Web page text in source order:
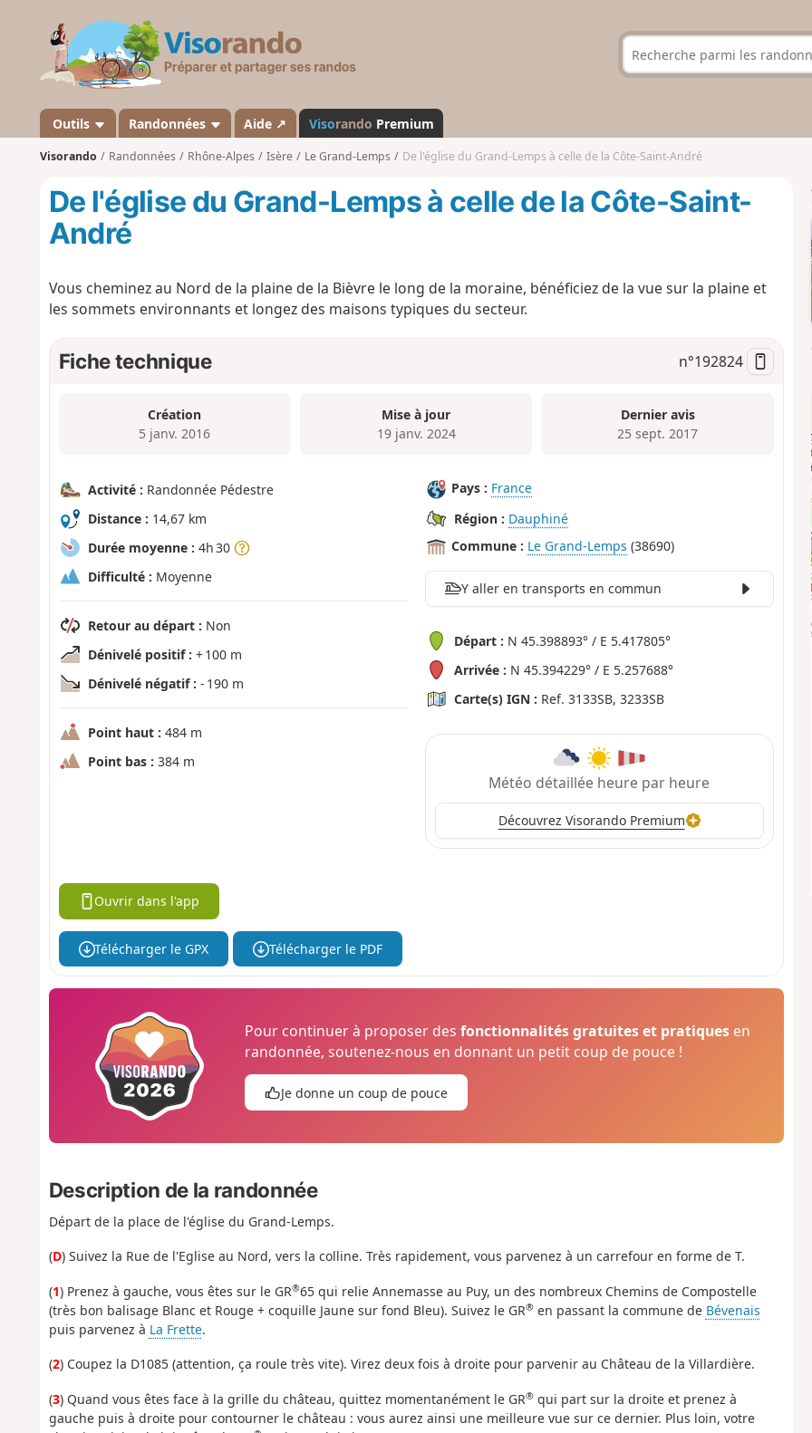
s
a
n
d
Outils Randonnées Aide ↗ Visorando Premium
Visorando Randonnées Rhône-Alpes Isère Le Grand-Lemps De l'église du Grand-Lemps à celle de la Côte-Saint-André
De l'église du Grand-Lemps à celle de la Côte-Saint-
André
Vous cheminez au Nord de la plaine de la Bièvre le long de la moraine, bénéficiez de la vue sur la plaine et
les sommets environnants et longez des maisons typiques du secteur.
Fiche technique n°192824
Création
5 janv. 2016
Mise à jour
19 janv. 2024
Dernier avis
25 sept. 2017
Activité : Randonnée Pédestre
Distance : 14,67 km
Durée moyenne : 4h 30
Difficulté : Moyenne
Retour au départ : Non
Dénivelé positif : + 100 m
Dénivelé négatif : - 190 m
Point haut : 484 m
Point bas : 384 m
Pays : France
Région : Dauphiné
Commune : Le Grand-Lemps (38690)
Y aller en transports en commun
Départ : N 45.398893° / E 5.417805°
Arrivée : N 45.394229° / E 5.257688°
Carte(s) IGN : Ref. 3133SB, 3233SB
Météo détaillée heure par heure
Découvrez Visorando Premium
Ouvrir dans l'app
Télécharger le GPX Télécharger le PDF
Pour continuer à proposer desfonctionnalités gratuites et pratiques en
randonnée, soutenez-nous en donnant un petit coup de pouce !
Je donne un coup de pouce
Description de la randonnée
Départ de la place de l'église du Grand-Lemps.
(D) Suivez la Rue de l'Eglise au Nord, vers la colline. Très rapidement, vous parvenez à un carrefour en forme de T.
(1) Prenez à gauche, vous êtes sur le GR®65 qui relie Annemasse au Puy, un des nombreux Chemins de Compostelle
(très bon balisage Blanc et Rouge + coquille Jaune sur fond Bleu). Suivez le GR®en passant la commune de Bévenais
puis parvenez à La Frette.
(2) Coupez la D1085 (attention, ça roule très vite). Virez deux fois à droite pour parvenir au Château de la Villardière.
(3) Quand vous êtes face à la grille du château, quittez momentanément le GR®qui part sur la droite et prenez à
gauche puis à droite pour contourner le château : vous aurez ainsi une meilleure vue sur ce dernier. Plus loin, votre